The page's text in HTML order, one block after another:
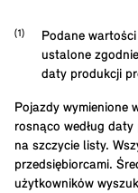
Podane
ustalone
daty produkcji
Pojazdy wymienione
rosnąco według
na szczycie listy.
przedsiębiorcami.
użytkowników